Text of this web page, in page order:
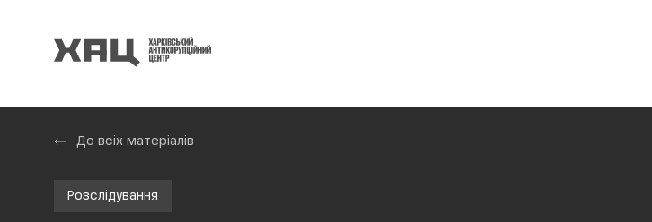
До всіх матеріалів
Розслідування